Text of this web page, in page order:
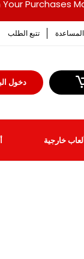
Your
تتبع الطلب المساعدة
دخول
خارجية